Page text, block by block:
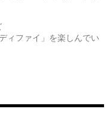
ィファイ」を楽しんでい